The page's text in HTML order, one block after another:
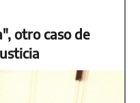
otro caso de